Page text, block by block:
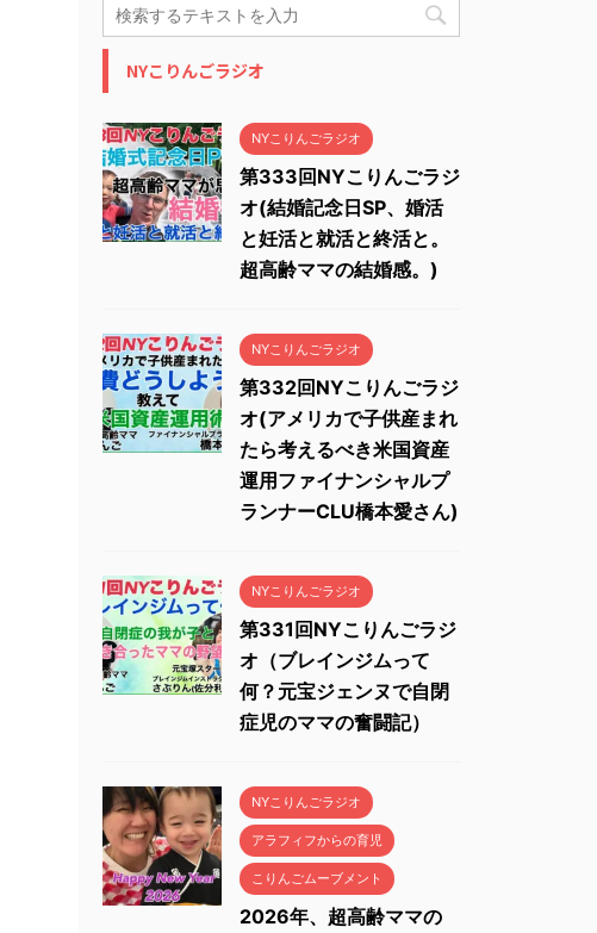
NYこりんごラジオ
NYこりんごラジオ
第333回NYこりんごラジ
オ(結婚記念日SP、婚活
と妊活と就活と終活と。
超高齢ママの結婚感。)
NYこりんごラジオ
第332回NYこりんごラジ
オ(アメリカで子供産まれ
たら考えるべき米国資産
運用ファイナンシャルプ
ランナーCLU橋本愛さん)
NYこりんごラジオ
第331回NYこりんごラジ
オ（ブレインジムって
何？元宝ジェンヌで自閉
症児のママの奮闘記）
NYこりんごラジオ
アラフィフからの育児
こりんごムーブメント
2026年、超高齢ママの